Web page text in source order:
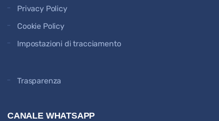
Privacy Policy
Cookie Policy
Impostazioni di tracciamento
Trasparenza
CANALE WHATSAPP